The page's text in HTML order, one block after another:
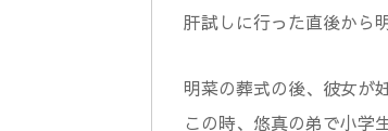
肝試しに行った直後から
明菜の葬式の後、彼女が
この時、悠真の弟で小学